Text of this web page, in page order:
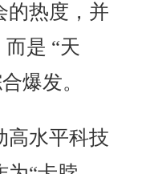
热度，并
是 “天
爆发。
水平科技